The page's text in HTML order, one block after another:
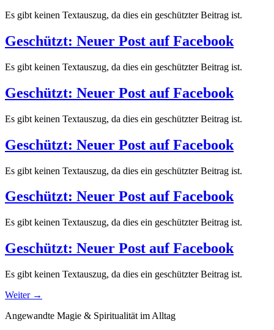
Es gibt keinen Textauszug, da dies ein geschützter Beitrag ist.
Geschützt: Neuer Post auf Facebook
Es gibt keinen Textauszug, da dies ein geschützter Beitrag ist.
Geschützt: Neuer Post auf Facebook
Es gibt keinen Textauszug, da dies ein geschützter Beitrag ist.
Geschützt: Neuer Post auf Facebook
Es gibt keinen Textauszug, da dies ein geschützter Beitrag ist.
Geschützt: Neuer Post auf Facebook
Es gibt keinen Textauszug, da dies ein geschützter Beitrag ist.
Geschützt: Neuer Post auf Facebook
Es gibt keinen Textauszug, da dies ein geschützter Beitrag ist.
Weiter →
Angewandte Magie & Spiritualität im Alltag